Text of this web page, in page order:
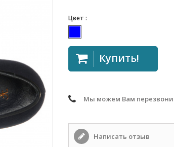
Цвет :
Купить!
Мы можем Вам
Написать отзыв